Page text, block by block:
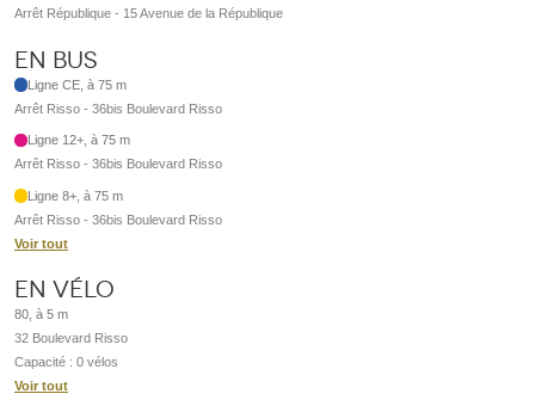
Arrêt République - 15 Avenue de la République
En bus
Ligne CE, à 75 m
Arrêt Risso - 36bis Boulevard Risso
Ligne 12+, à 75 m
Arrêt Risso - 36bis Boulevard Risso
Ligne 8+, à 75 m
Arrêt Risso - 36bis Boulevard Risso
Voir tout
En vélo
80, à 5 m
32 Boulevard Risso
Capacité : 0 vélos
Voir tout